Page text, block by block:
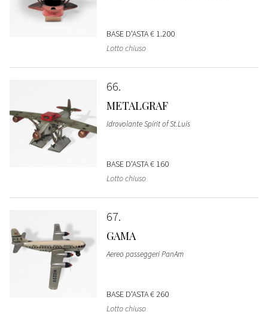
BASE D'ASTA€ 1.200
Lotto chiuso
66
METALGRAF
Idrovolante Spirit of St.Luis
BASE D'ASTA€ 160
Lotto chiuso
67
GAMA
Aereo passeggeri PanAm
BASE D'ASTA€ 260
Lotto chiuso